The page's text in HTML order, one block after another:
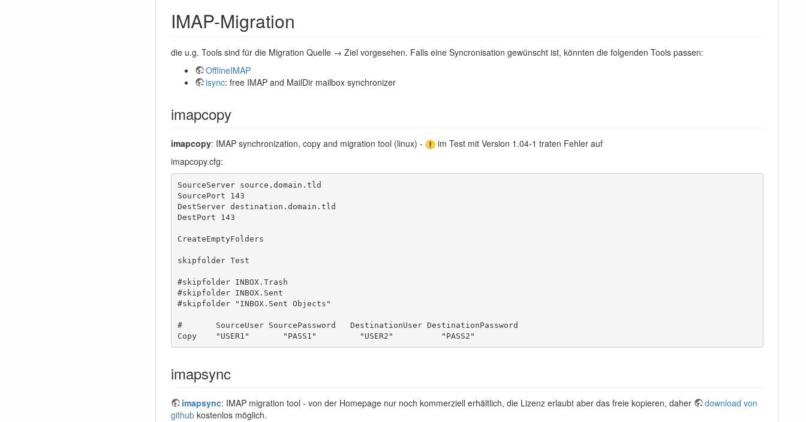
IMAP-Migration
die u.g. Tools sind für die Migration Quelle → Ziel vorgesehen. Falls eine Syncronisation gewünscht ist, könnten die folgenden Tools passen:
OfflineIMAP
isync: free IMAP and MailDir mailbox synchronizer
imapcopy
imapcopy: IMAP synchronization, copy and migration tool (linux) -
im Test mit Version 1.04-1 traten Fehler auf
imapcopy.cfg:
SourceServer source.domain.tld
SourcePort 143
DestServer destination.domain.tld
DestPort 143
CreateEmptyFolders
skipfolder Test
#skipfolder INBOX.Trash
#skipfolder INBOX.Sent
#skipfolder "INBOX.Sent Objects"
#       SourceUser SourcePassword   DestinationUser DestinationPassword
Copy    "USER1"       "PASS1"         "USER2"          "PASS2"
imapsync
imapsync: IMAP migration tool - von der Homepage nur noch kommerziell erhältlich, die Lizenz erlaubt aber das freie kopieren, daher
download von
github kostenlos möglich.